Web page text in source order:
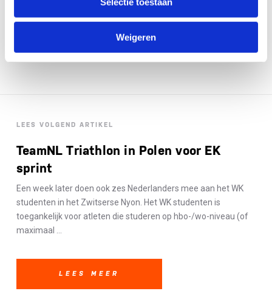
Weigeren
tweede plek overall.
LEES VOLGEND ARTIKEL
TeamNL Triathlon in Polen voor EK
sprint
Een week later doen ook zes Nederlanders mee aan het WK
studenten in het Zwitserse Nyon. Het WK studenten is
toegankelijk voor atleten die studeren op hbo-/wo-niveau (of
maximaal ...
LEES MEER